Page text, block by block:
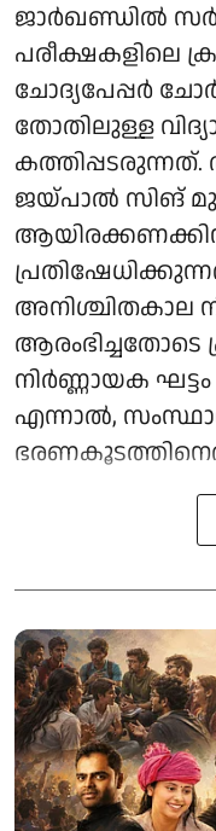
ജാർഖണ്ഡിൽ
പരീക്ഷകളിലെ
ചോദ്യപേപ്പർ
തോതിലുള്ള
കത്തിപ്പടരുന്നത്.
ജയ്‌പാൽ സിങ്
അനിശ്ചിതകാല
നിർണ്ണായക
എന്നാൽ,